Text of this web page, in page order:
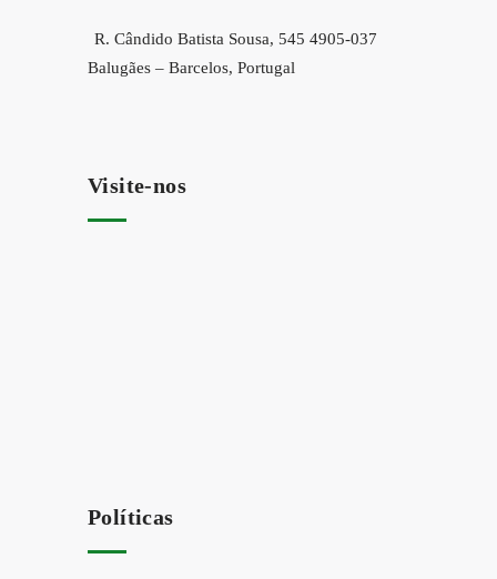
R. Cândido Batista Sousa, 545 4905-037
Balugães – Barcelos, Portugal
Visite-nos
Políticas